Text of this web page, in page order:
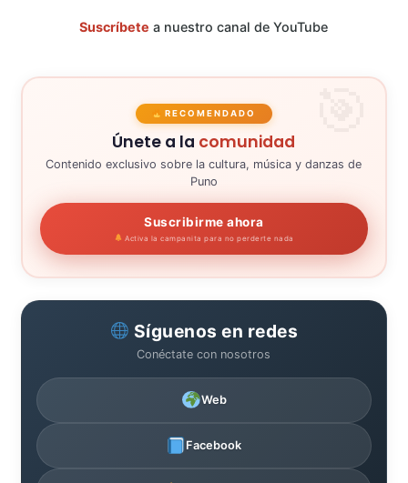
Suscríbete a nuestro canal de YouTube
RECOMENDADO
Únete a la comunidad
Contenido exclusivo sobre la cultura, música y danzas de
Puno
Suscribirme ahora
Activa la campanita para no perderte nada
Síguenos en redes
Conéctate con nosotros
Web
Facebook